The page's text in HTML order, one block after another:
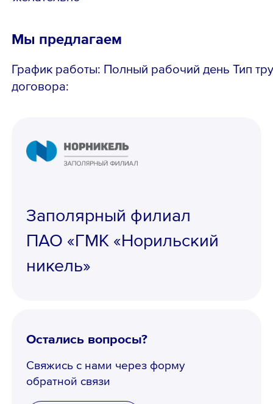
Мы предлагаем
График работы: Полный рабочий день Тип
договора:
Заполярный филиал
ПАО «ГМК «Норильский
никель»
Остались вопросы?
Свяжись с нами через форму
обратной связи